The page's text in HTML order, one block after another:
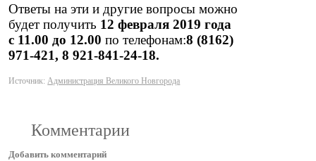
Ответы на эти и другие вопросы можно
будет получить 12 февраля 2019 года
с 11.00 до 12.00 по телефонам:8 (8162)
971-421, 8 921-841-24-18.
Источник:Администрация Великого Новгорода
Комментарии
Добавить комментарий